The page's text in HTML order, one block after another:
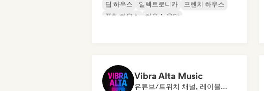
딥 하우스
일렉트로니카
프렌치 하우스
퓨처 하우스
하우스 음악
Vibra Alta Music
유튜브/트위치 채널, 레이블, 언론사/기자, 출판사, 사운드 전문가